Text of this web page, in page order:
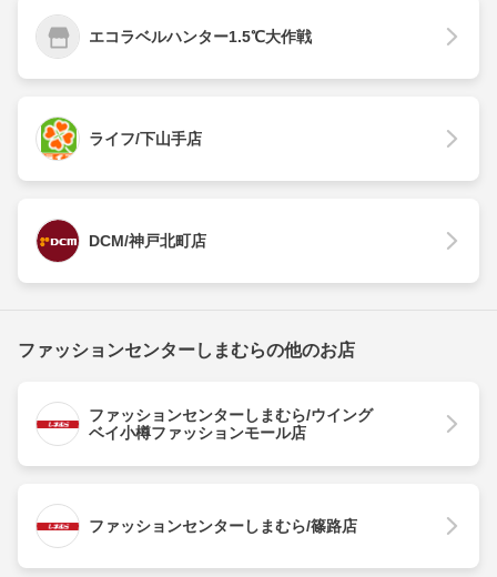
エコラベルハンター1.5℃大作戦
ライフ/下山手店
DCM/神戸北町店
ファッションセンターしまむらの他のお店
ファッションセンターしまむら/ウイング
ベイ小樽ファッションモール店
ファッションセンターしまむら/篠路店